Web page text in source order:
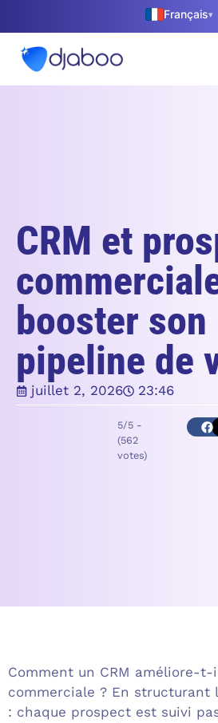
Français▾
CRM et
booster son
pipeline de
juillet 2, 2026 23:46
5/5 -
(562
votes)
Comment un CRM améliore-
commerciale ? En structurant
: chaque prospect est suivi